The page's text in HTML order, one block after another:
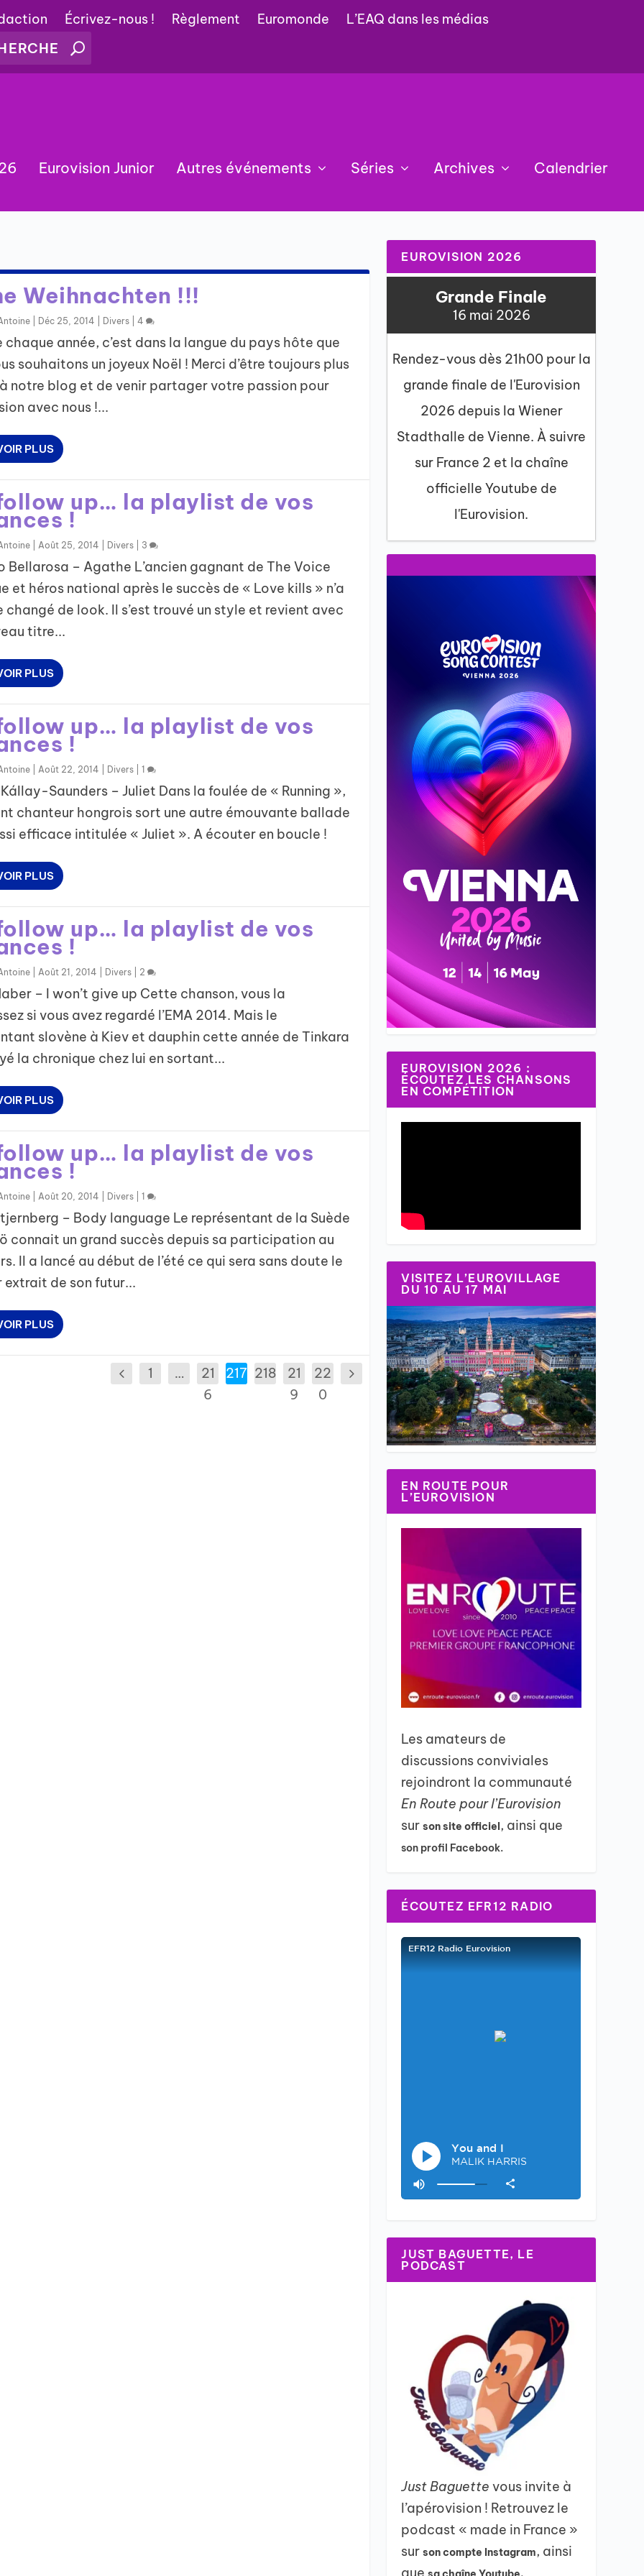
Écrivez-nous ! Règlement Euromonde L’EAQ dans les médias
Eurovision Junior Autres événements Séries Archives Calendrier
Weihnachten !!!
Déc 25, 2014 Divers |4
chaque année, c’est dans la langue du pays hôte que
souhaitons un joyeux Noël ! Merci d’être toujours plus
notre blog et de venir partager votre passion pour
avec nous !...
PLUS
up… la playlist de vos
!
Août 25, 2014 Divers 3
Bellarosa – Agathe L’ancien gagnant de The Voice
et héros national après le succès de « Love kills » n’a
changé de look. Il s’est trouvé un style et revient avec
titre...
PLUS
up… la playlist de vos
!
Août 22, 2014 Divers |1
Saunders – Juliet Dans la foulée de « Running »,
chanteur hongrois sort une autre émouvante ballade
efficace intitulée « Juliet ». A écouter en boucle !
PLUS
up… la playlist de vos
!
Août 21, 2014 Divers 2
– I won’t give up Cette chanson, vous la
si vous avez regardé l’EMA 2014. Mais le
slovène à Kiev et dauphin cette année de Tinkara
la chronique chez lui en sortant...
PLUS
up… la playlist de vos
!
Août 20, 2014 Divers |1
– Body language Le représentant de la Suède
connait un grand succès depuis sa participation au
Il a lancé au début de l’été ce qui sera sans doute le
extrait de son futur...
PLUS
1 …
21
6
217 218
21
9
22
0
EUROVISION 2026
Grande Finale
16 mai 2026
Rendez-vous dès 21h00 pour la
grande finale de l'Eurovision
2026 depuis la Wiener
Stadthalle de Vienne. À suivre
sur France 2 et la chaîne
officielle Youtube de
l'Eurovision.
EUROVISION 2026 :
ÉCOUTEZ LES CHANSONS
EN COMPÉTITION
VISITEZ L’EUROVILLAGE
DU 10 AU 17 MAI
EN ROUTE POUR
L’EUROVISION
Les amateurs de
discussions conviviales
rejoindront la communauté
En Route pour l’Eurovision
surson site officiel, ainsi que
son profil Facebook.
ÉCOUTEZ EFR12 RADIO
JUST BAGUETTE, LE
PODCAST
Just Baguettevous invite à
l’apérovision ! Retrouvez le
podcast « made in France »
surson compte Instagram, ainsi